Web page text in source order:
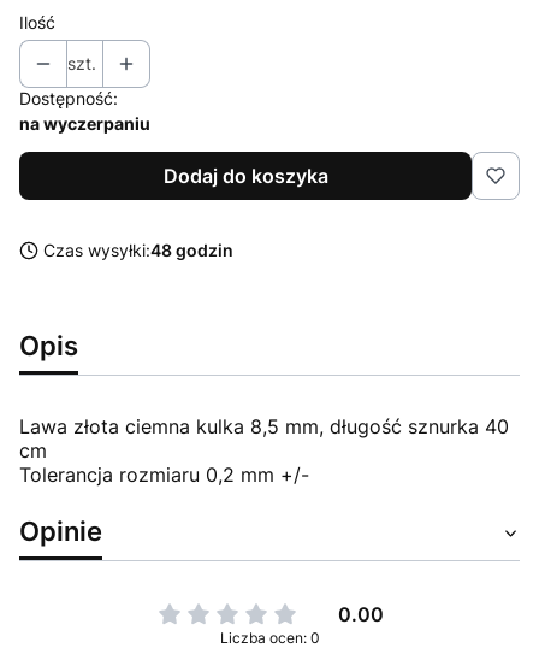
Ilość
szt.
Dostępność:
na wyczerpaniu
Dodaj do koszyka
Czas wysyłki:48 godzin
Opis
Lawa złota ciemna kulka 8,5 mm, długość sznurka 40
cm
Tolerancja rozmiaru 0,2 mm +/-
Opinie
0.00
Liczba ocen: 0